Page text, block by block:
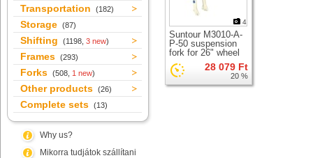
Transportation (182)
Storage (87)
Shifting (1198, 3 new)
Frames (293)
Forks (508, 1 new)
Other products (26)
Complete sets (13)
Why us?
Mikorra tudjátok szállítani
4
Suntour M3010-A-
P-50 suspension
fork for 26" wheel
28 079 Ft
20 %